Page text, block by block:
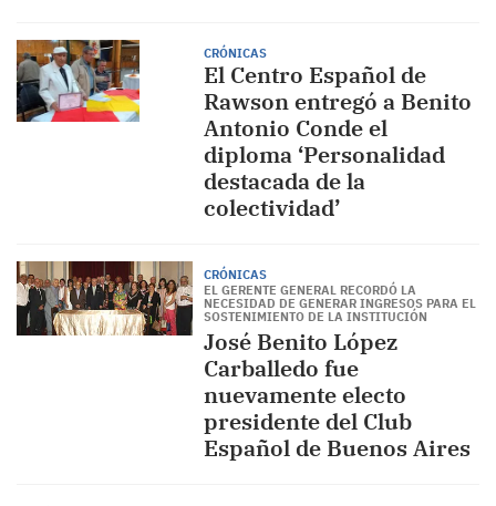
CRÓNICAS
El Centro Español de
Rawson entregó a Benito
Antonio Conde el
diploma ‘Personalidad
destacada de la
colectividad’
CRÓNICAS
EL GERENTE GENERAL RECORDÓ LA
NECESIDAD DE GENERAR INGRESOS PARA EL
SOSTENIMIENTO DE LA INSTITUCIÓN
José Benito López
Carballedo fue
nuevamente electo
presidente del Club
Español de Buenos Aires